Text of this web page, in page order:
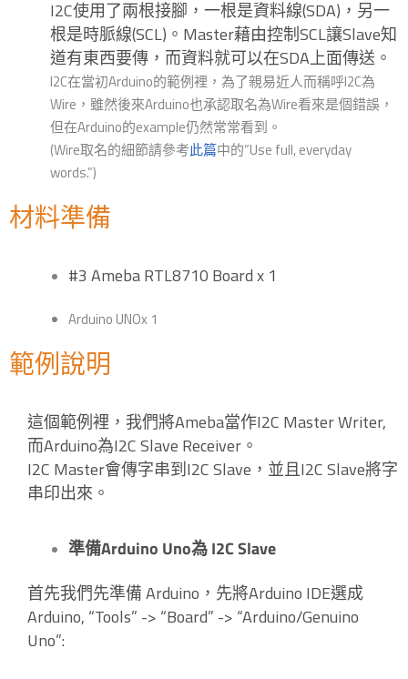
I2C使用了兩根接腳，一根是資料線(SDA)，另一
根是時脈線(SCL)。Master藉由控制SCL讓Slave知
道有東西要傳，而資料就可以在SDA上面傳送。
I2C在當初Arduino的範例裡，為了親易近人而稱呼I2C為
Wire，雖然後來Arduino也承認取名為Wire看來是個錯誤，
但在Arduino的example仍然常常看到。
(Wire取名的細節請參考此篇中的”Use full, everyday
words.”)
材料準備
#3 Ameba RTL8710 Board x 1
Arduino UNOx 1
範例說明
這個範例裡，我們將Ameba當作I2C Master Writer,
而Arduino為I2C Slave Receiver。
I2C Master會傳字串到I2C Slave，並且I2C Slave將字
串印出來。
準備Arduino Uno為 I2C Slave
首先我們先準備 Arduino，先將Arduino IDE選成
Arduino, “Tools” -> “Board” -> “Arduino/Genuino
Uno”: